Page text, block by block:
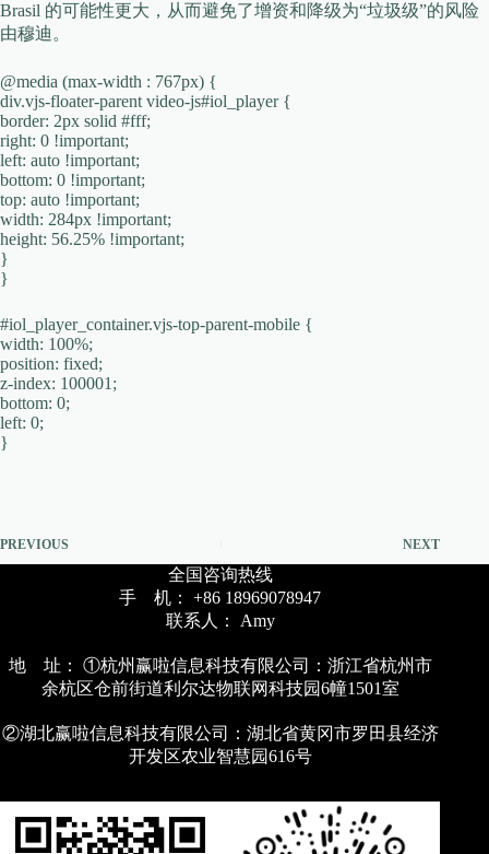
Brasil 的可能性更大，从而避免了增资和降级为“垃圾级”的风险
由穆迪。
@media (max-width : 767px) {
div.vjs-floater-parent video-js#iol_player {
border: 2px solid #fff;
right: 0 !important;
left: auto !important;
bottom: 0 !important;
top: auto !important;
width: 284px !important;
height: 56.25% !important;
}
}
#iol_player_container.vjs-top-parent-mobile {
width: 100%;
position: fixed;
z-index: 100001;
bottom: 0;
left: 0;
}
PREVIOUS NEXT
全国咨询热线
手 机： +86 18969078947
联系人： Amy
地 址： ①杭州赢啦信息科技有限公司：浙江省杭州市
余杭区仓前街道利尔达物联网科技园6幢1501室
②湖北赢啦信息科技有限公司：湖北省黄冈市罗田县经济
开发区农业智慧园616号